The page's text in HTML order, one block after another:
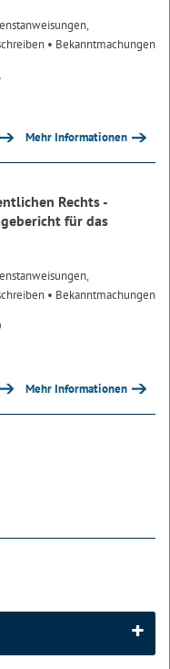
• Bekanntmachungen
Mehr Informationen
Rechts -
für das
• Bekanntmachungen
Mehr Informationen